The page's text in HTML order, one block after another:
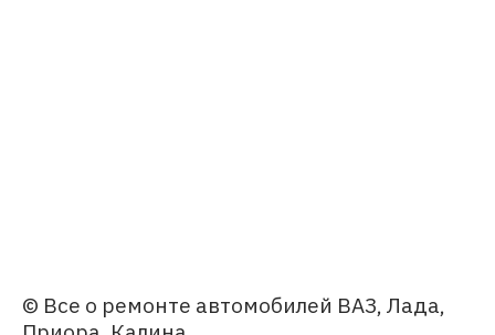
© Все о ремонте автомобилей ВАЗ, Лада,